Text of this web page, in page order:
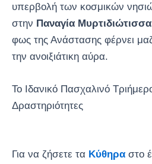
υπερβολή των κοσμικών
στην Παναγία Μυρτιδιώτισσα
φως της Ανάστασης φέρνει
την ανοιξιάτικη αύρα.
Το Ιδανικό Πασχαλινό
Δραστηριότητες
Για να ζήσετε τα Κύθηρα στο